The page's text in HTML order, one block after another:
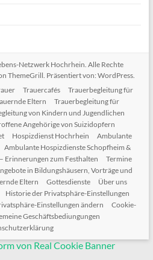
Netzwerk Hochrhein. Alle Rechte
ThemeGrill. Präsentiert von:WordPress.
Trauercafés
Trauerbegleitung für
Eltern
Trauerbegleitung für
von Kindern und Jugendlichen
Angehörige von Suizidopfern
Hospizdienst Hochrhein
Ambulante
Ambulante Hospizdienste Schopfheim &
Erinnerungen zum Festhalten
Termine
in Bildungshäusern, Vorträge und
Eltern Gottesdienste
Über uns
Historie der Privatsphäre-Einstellungen
Einstellungen ändern
Cookie-
Geschäftsbediungungen
von Real Cookie Banner